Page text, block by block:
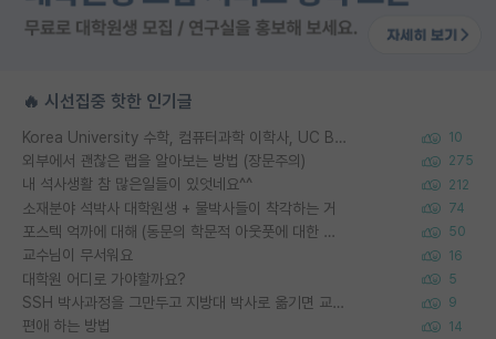
🔥 시선집중 핫한 인기글
Korea University 수학, 컴퓨터과학 이학사, UC Berkeley 산업공학 대학원 공학박사가 되는 것은 쉽지 않겠죠? 10
외부에서 괜찮은 랩을 알아보는 방법 (장문주의) 275
내 석사생활 참 많은일들이 있엇네요^^ 212
소재분야 석박사 대학원생 + 물박사들이 착각하는 거 74
포스텍 억까에 대해 (동문의 학문적 아웃풋에 대한 반박) 50
교수님이 무서워요 16
대학원 어디로 가야할까요? 5
SSH 박사과정을 그만두고 지방대 박사로 옮기면 교수의 꿈은 끝일까요? 9
편애 하는 방법 14